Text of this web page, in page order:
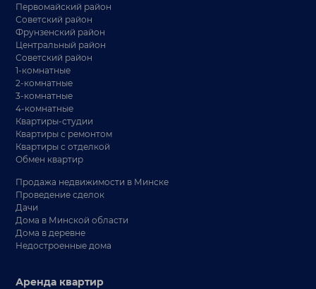
Первомайский район
Советский район
Фрунзенский район
Центральный район
Советский район
1-комнатные
2-комнатные
3-комнатные
4-комнатные
Квартиры-студии
Квартиры с ремонтом
Квартиры с отделкой
Обмен квартир
Продажа недвижимости в Минске
Проведение сделок
Дачи
Дома в Минской области
Дома в деревне
Недостроенные дома
Аренда квартир